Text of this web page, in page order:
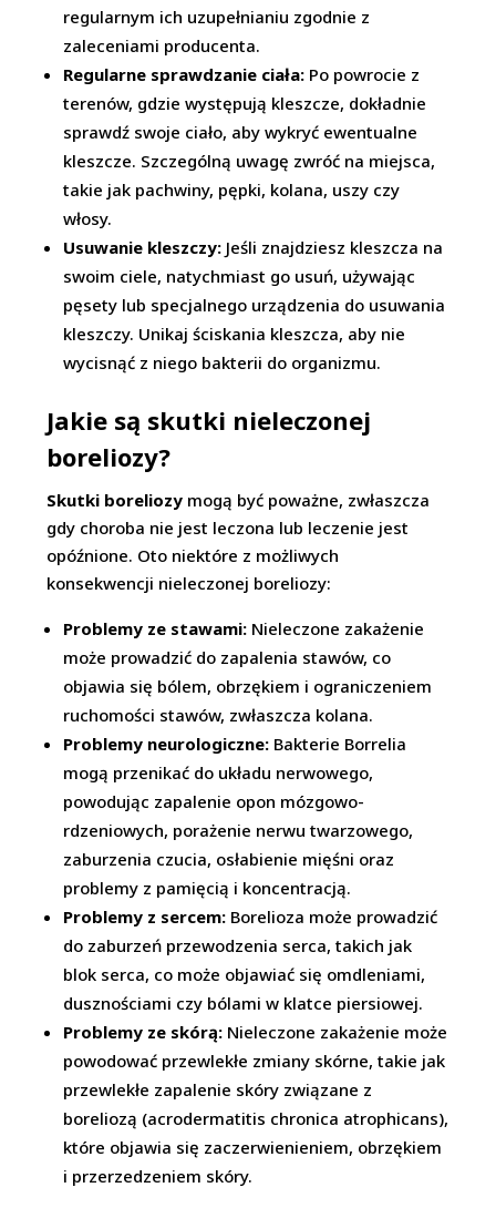
regularnym ich uzupełnianiu zgodnie z
zaleceniami producenta.
Regularne sprawdzanie ciała: Po powrocie z
terenów, gdzie występują kleszcze, dokładnie
sprawdź swoje ciało, aby wykryć ewentualne
kleszcze. Szczególną uwagę zwróć na miejsca,
takie jak pachwiny, pępki, kolana, uszy czy
włosy.
Usuwanie kleszczy: Jeśli znajdziesz kleszcza na
swoim ciele, natychmiast go usuń, używając
pęsety lub specjalnego urządzenia do usuwania
kleszczy. Unikaj ściskania kleszcza, aby nie
wycisnąć z niego bakterii do organizmu.
Jakie są skutki nieleczonej
boreliozy?
Skutki boreliozy mogą być poważne, zwłaszcza
gdy choroba nie jest leczona lub leczenie jest
opóźnione. Oto niektóre z możliwych
konsekwencji nieleczonej boreliozy:
Problemy ze stawami: Nieleczone zakażenie
może prowadzić do zapalenia stawów, co
objawia się bólem, obrzękiem i ograniczeniem
ruchomości stawów, zwłaszcza kolana.
Problemy neurologiczne: Bakterie Borrelia
mogą przenikać do układu nerwowego,
powodując zapalenie opon mózgowo-
rdzeniowych, porażenie nerwu twarzowego,
zaburzenia czucia, osłabienie mięśni oraz
problemy z pamięcią i koncentracją.
Problemy z sercem: Borelioza może prowadzić
do zaburzeń przewodzenia serca, takich jak
blok serca, co może objawiać się omdleniami,
dusznościami czy bólami w klatce piersiowej.
Problemy ze skórą: Nieleczone zakażenie może
powodować przewlekłe zmiany skórne, takie jak
przewlekłe zapalenie skóry związane z
boreliozą (acrodermatitis chronica atrophicans),
które objawia się zaczerwienieniem, obrzękiem
i przerzedzeniem skóry.